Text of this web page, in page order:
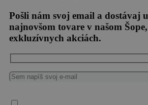
Pošli nám svoj email a dostávaj
najnovšom tovare v našom
exkluzívnych akciách.